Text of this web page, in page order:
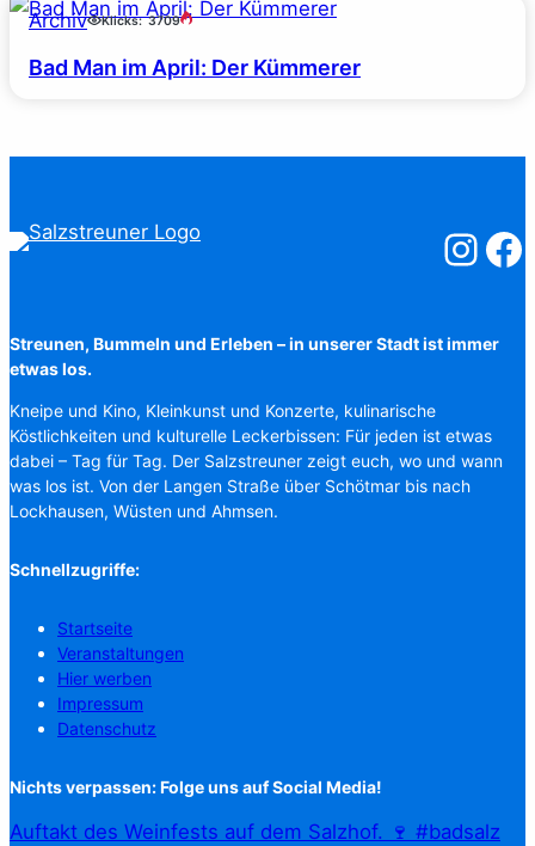
Archiv Klicks: 3709
Bad Man im April: Der Kümmerer
Streunen, Bummeln und Erleben – in unserer Stadt ist immer
etwas los.
Kneipe und Kino, Kleinkunst und Konzerte, kulinarische
Köstlichkeiten und kulturelle Leckerbissen: Für jeden ist etwas
dabei – Tag für Tag. Der Salzstreuner zeigt euch, wo und wann
was los ist. Von der Langen Straße über Schötmar bis nach
Lockhausen, Wüsten und Ahmsen.
Schnellzugriffe:
Startseite
Veranstaltungen
Hier werben
Impressum
Datenschutz
Nichts verpassen: Folge uns auf Social Media!
Auftakt des Weinfests auf dem Salzhof. 🍷 #badsalz